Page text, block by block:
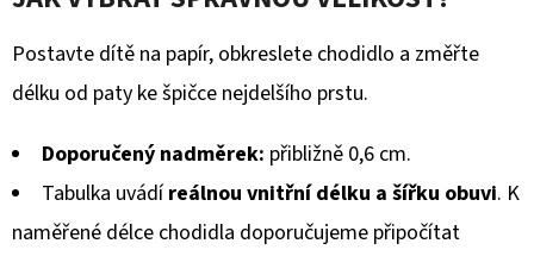
Postavte dítě na papír, obkreslete chodidlo a změřte
délku od paty ke špičce nejdelšího prstu.
Doporučený nadměrek: přibližně 0,6 cm.
Tabulka uvádíreálnou vnitřní délku a šířku obuvi. K
naměřené délce chodidla doporučujeme připočítat